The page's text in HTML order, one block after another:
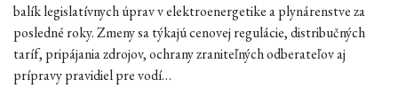
balík legislatívnych úprav v elektroenergetike a plynárenstve za
posledné roky. Zmeny sa týkajú cenovej regulácie, distribučných
taríf, pripájania zdrojov, ochrany zraniteľných odberateľov aj
prípravy pravidiel pre vodí…